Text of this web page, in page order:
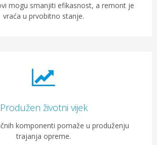
mogu smanjiti efikasnost, a remont je
vraća u prvobitno stanje.
Produžen životni vijek
komponenti pomaže u produženju
trajanja opreme.